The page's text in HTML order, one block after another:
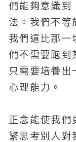
們能夠意識到
法。我們不等
我們遠比那一
們不需要跑到
只需要培養出
心理能力。
正念能使我們
繁思考別人對